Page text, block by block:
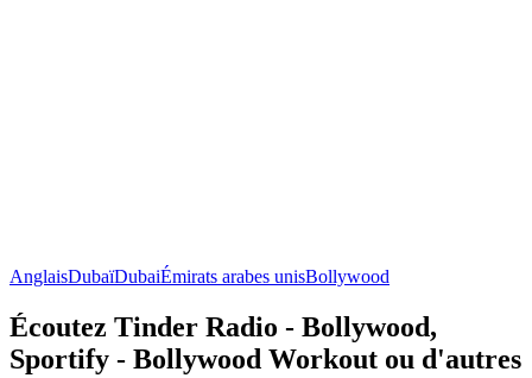
AnglaisDubaïDubaiÉmirats arabes unisBollywood
Écoutez Tinder Radio - Bollywood,
Sportify - Bollywood Workout ou d'autres